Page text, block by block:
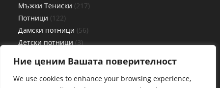
Ние ценим Вашата поверителност
We use cookies to enhance your browsing experience,
Мъжки Тениски 217
Потници 122
Дамски потници 56
Детски потници 3
Чаши 27